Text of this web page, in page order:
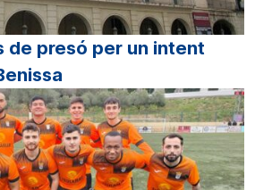
de presó per un intent